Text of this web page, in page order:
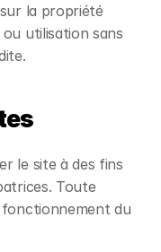
la propriété
utilisation sans
le site à des fins
Toute
du